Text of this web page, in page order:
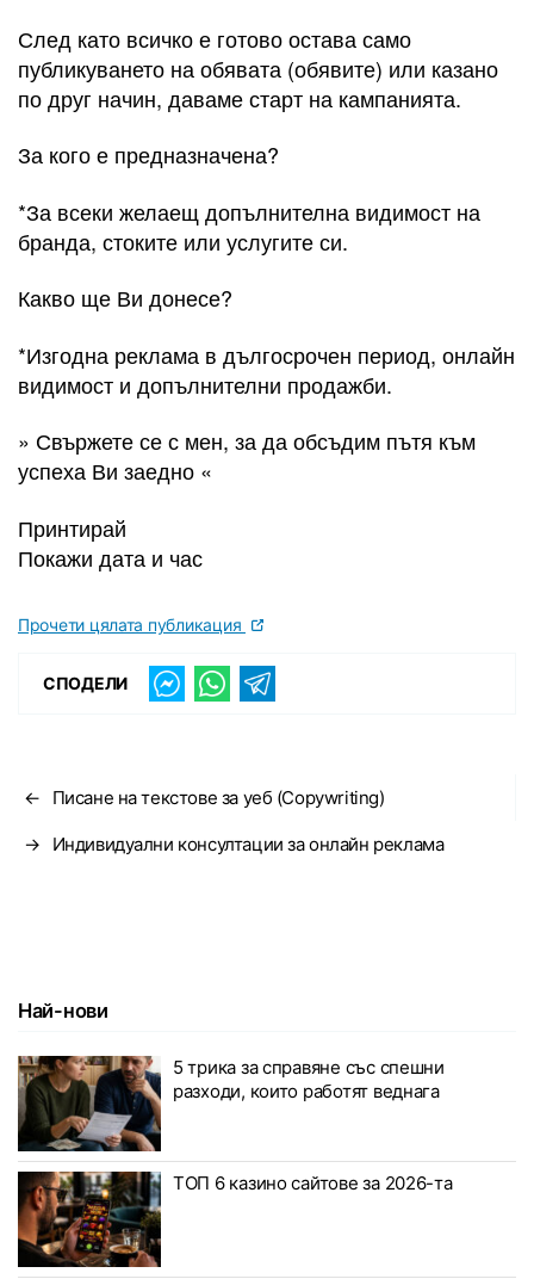
След като всичко е готово остава само
публикуването на обявата (обявите) или казано
по друг начин, даваме старт на кампанията.
За кого е предназначена?
*За всеки желаещ допълнителна видимост на
бранда, стоките или услугите си.
Какво ще Ви донесе?
*Изгодна реклама в дългосрочен период, онлайн
видимост и допълнителни продажби.
» Свържете се с мен, за да обсъдим пътя към
успеха Ви заедно «
Принтирай
Покажи дата и час
Прочети цялата публикация
СПОДЕЛИ
← Писане на текстове за уеб (Copywriting)
→ Индивидуални консултации за онлайн реклама
Най-нови
5 трика за справяне със спешни
разходи, които работят веднага
ТОП 6 казино сайтове за 2026-та